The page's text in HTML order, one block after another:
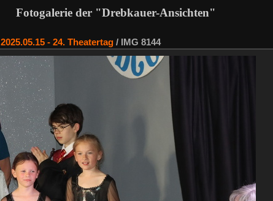
Fotogalerie der "Drebkauer-Ansichten"
2025.05.15 - 24. Theatertag / IMG 8144